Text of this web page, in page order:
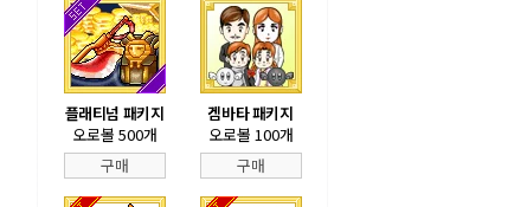
플래티넘 패키지
오로볼 500개
구매
겜바타 패키지
오로볼 100개
구매